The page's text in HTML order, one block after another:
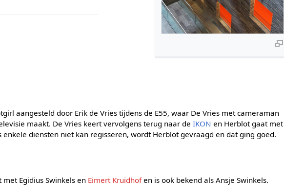
aangesteld door Erik de Vries tijdens de E55, waar De Vries met cameraman
maakt. De Vries keert vervolgens terug naar deIKON en Herblot gaat met
enkele diensten niet kan regisseren, wordt Herblot gevraagd en dat ging goed.
Egidius Swinkels en Eimert Kruidhofen is ook bekend als Ansje Swinkels.